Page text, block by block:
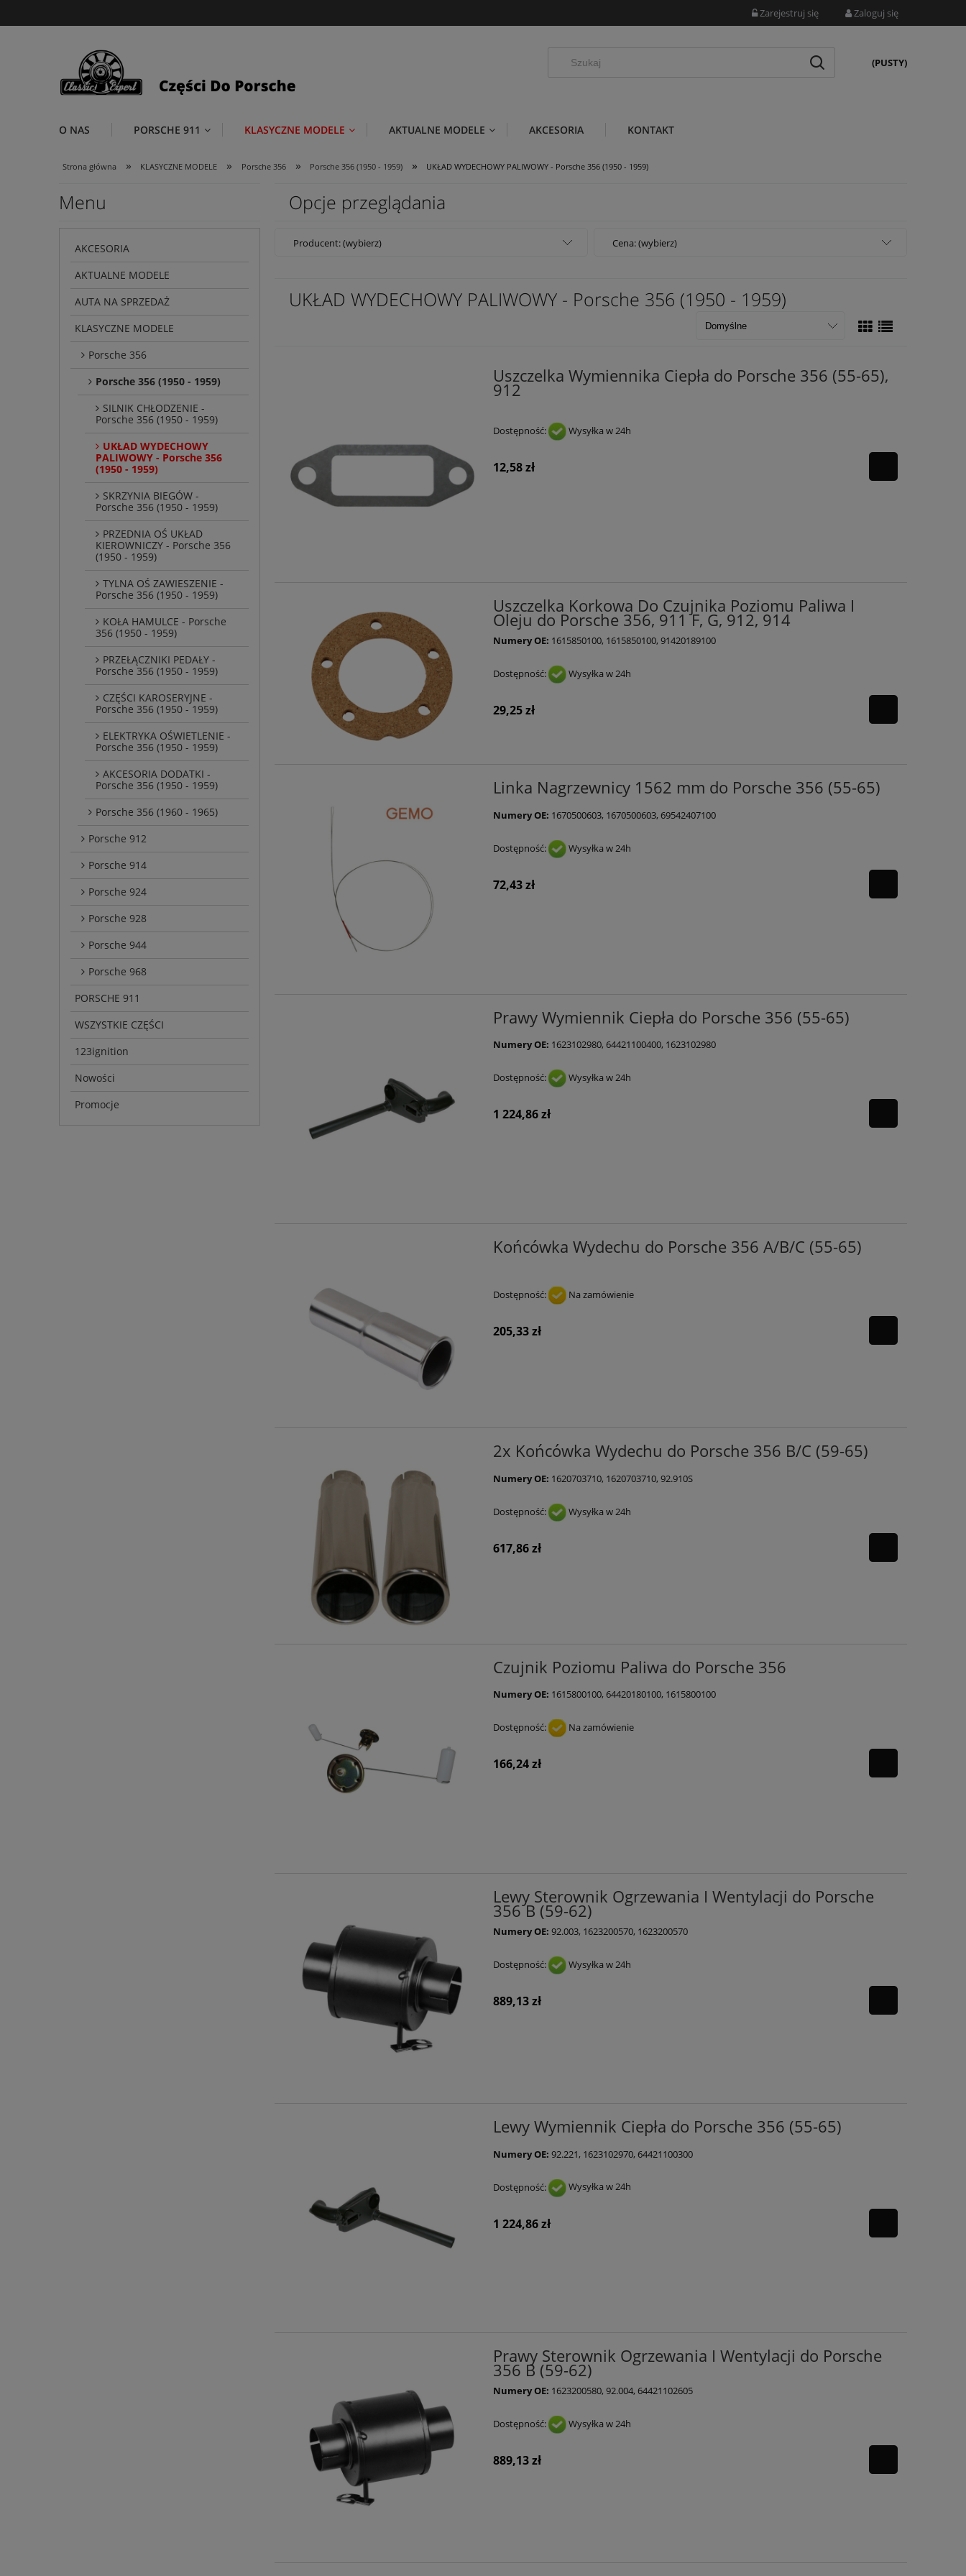
Zarejestruj się Zaloguj się
(PUSTY)
O NAS PORSCHE 911 KLASYCZNE MODELE AKTUALNE MODELE AKCESORIA KONTAKT
Strona główna » KLASYCZNE MODELE » Porsche 356 » Porsche 356 (1950 - 1959) » UKŁAD WYDECHOWY PALIWOWY - Porsche 356 (1950 - 1959)
Menu
AKCESORIA
AKTUALNE MODELE
AUTA NA SPRZEDAŻ
KLASYCZNE MODELE
Porsche 356
Porsche 356 (1950 - 1959)
SILNIK CHŁODZENIE -
Porsche 356 (1950 - 1959)
UKŁAD WYDECHOWY
PALIWOWY - Porsche 356
(1950 - 1959)
SKRZYNIA BIEGÓW -
Porsche 356 (1950 - 1959)
PRZEDNIA OŚ UKŁAD
KIEROWNICZY - Porsche 356
(1950 - 1959)
TYLNA OŚ ZAWIESZENIE -
Porsche 356 (1950 - 1959)
KOŁA HAMULCE - Porsche
356 (1950 - 1959)
PRZEŁĄCZNIKI PEDAŁY -
Porsche 356 (1950 - 1959)
CZĘŚCI KAROSERYJNE -
Porsche 356 (1950 - 1959)
ELEKTRYKA OŚWIETLENIE -
Porsche 356 (1950 - 1959)
AKCESORIA DODATKI -
Porsche 356 (1950 - 1959)
Porsche 356 (1960 - 1965)
Porsche 912
Porsche 914
Porsche 924
Porsche 928
Porsche 944
Porsche 968
PORSCHE 911
WSZYSTKIE CZĘŚCI
123ignition
Nowości
Promocje
Opcje przeglądania
Producent: (wybierz) Cena: (wybierz)
UKŁAD WYDECHOWY PALIWOWY - Porsche 356 (1950 - 1959)
Uszczelka Wymiennika Ciepła do Porsche 356 (55-65),
912
Dostępność: Wysyłka w 24h
12,58 zł
Uszczelka Korkowa Do Czujnika Poziomu Paliwa I
Oleju do Porsche 356, 911 F, G, 912, 914
Numery OE: 1615850100, 1615850100, 91420189100
Dostępność: Wysyłka w 24h
29,25 zł
Linka Nagrzewnicy 1562 mm do Porsche 356 (55-65)
Numery OE: 1670500603, 1670500603, 69542407100
Dostępność: Wysyłka w 24h
72,43 zł
Prawy Wymiennik Ciepła do Porsche 356 (55-65)
Numery OE: 1623102980, 64421100400, 1623102980
Dostępność: Wysyłka w 24h
1 224,86 zł
Końcówka Wydechu do Porsche 356 A/B/C (55-65)
Dostępność: Na zamówienie
205,33 zł
2x Końcówka Wydechu do Porsche 356 B/C (59-65)
Numery OE: 1620703710, 1620703710, 92.910S
Dostępność: Wysyłka w 24h
617,86 zł
Czujnik Poziomu Paliwa do Porsche 356
Numery OE: 1615800100, 64420180100, 1615800100
Dostępność: Na zamówienie
166,24 zł
Lewy Sterownik Ogrzewania I Wentylacji do Porsche
356 B (59-62)
Numery OE: 92.003, 1623200570, 1623200570
Dostępność: Wysyłka w 24h
889,13 zł
Lewy Wymiennik Ciepła do Porsche 356 (55-65)
Numery OE: 92.221, 1623102970, 64421100300
Dostępność: Wysyłka w 24h
1 224,86 zł
Prawy Sterownik Ogrzewania I Wentylacji do Porsche
356 B (59-62)
Numery OE: 1623200580, 92.004, 64421102605
Dostępność: Wysyłka w 24h
889,13 zł